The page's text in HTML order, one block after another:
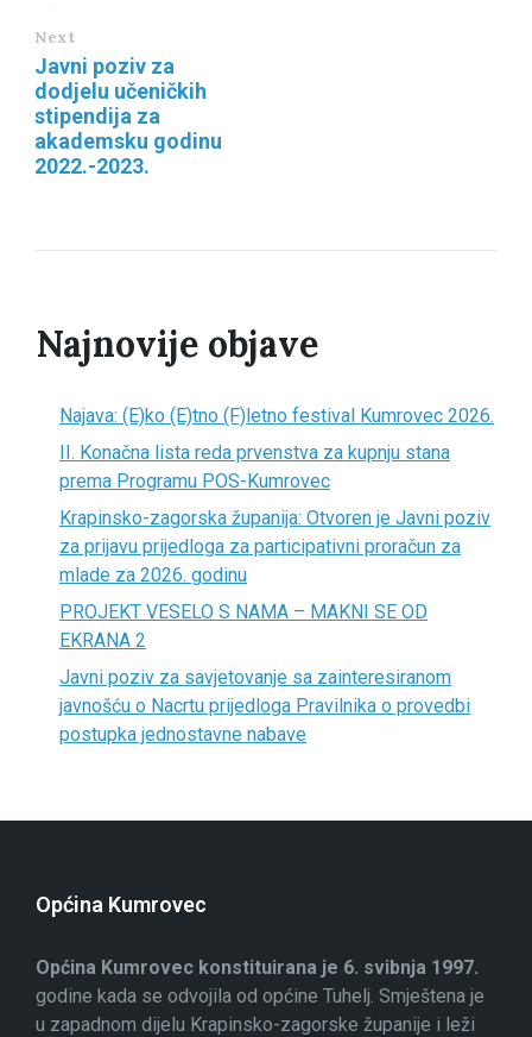
Next
Javni poziv za
dodjelu učeničkih
stipendija za
akademsku godinu
2022.-2023.
Najnovije objave
Najava: (E)ko (E)tno (F)letno festival Kumrovec 2026.
II. Konačna lista reda prvenstva za kupnju stana
prema Programu POS-Kumrovec
Krapinsko-zagorska županija: Otvoren je Javni poziv
za prijavu prijedloga za participativni proračun za
mlade za 2026. godinu
PROJEKT VESELO S NAMA – MAKNI SE OD
EKRANA 2
Javni poziv za savjetovanje sa zainteresiranom
javnošću o Nacrtu prijedloga Pravilnika o provedbi
postupka jednostavne nabave
Općina Kumrovec
Općina Kumrovec konstituirana je 6. svibnja 1997.
godine kada se odvojila od općine Tuhelj. Smještena je
u zapadnom dijelu Krapinsko-zagorske županije i leži